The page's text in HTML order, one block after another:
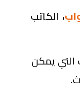
، الكاتب
التي يمكن